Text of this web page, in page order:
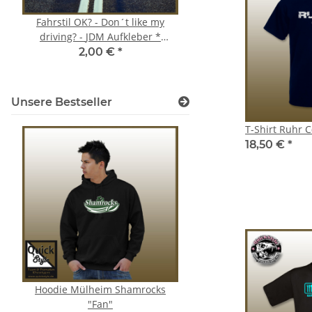
T-Shirt Ruhr
18,50 € *
Fahrstil OK? - Don´t like my
driving? - JDM Aufkleber *
Shocker * Sticker
2,00 € *
Safejawz -
Series - Adult
9,99 €
Unsere Bestseller
Hoodie Mülheim Shamrocks
"Fan"
Hoodie Mülheim
"Player"